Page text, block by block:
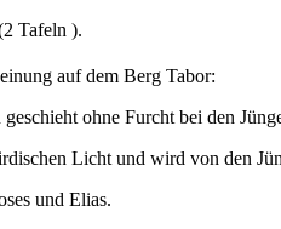
Tafeln ).
auf dem Berg Tabor:
ohne Furcht bei den
Licht und wird von den
und Elias.